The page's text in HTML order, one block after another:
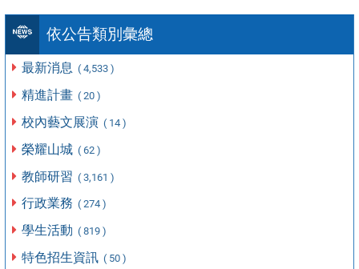
依公告類別彙總
最新消息 ( 4,533 )
精進計畫 ( 20 )
校內藝文展演 ( 14 )
榮耀山城 ( 62 )
教師研習 ( 3,161 )
行政業務 ( 274 )
學生活動 ( 819 )
特色招生資訊 ( 50 )